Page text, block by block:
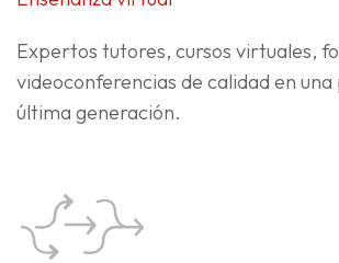
Expertos tutores, cursos virtuales,
videoconferencias de calidad en
última generación.